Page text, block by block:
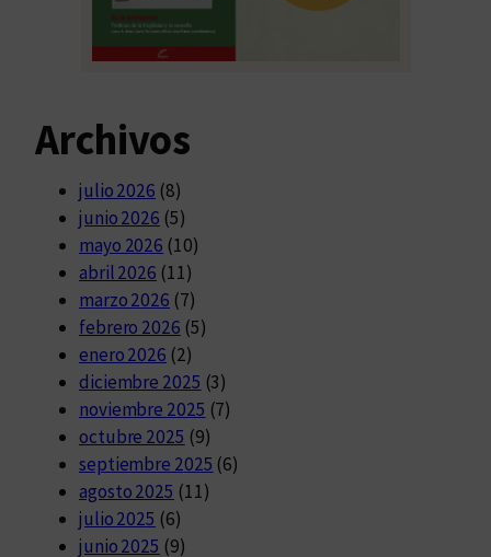
Archivos
julio 2026 (8)
junio 2026 (5)
mayo 2026 (10)
abril 2026 (11)
marzo 2026 (7)
febrero 2026 (5)
enero 2026 (2)
diciembre 2025 (3)
noviembre 2025 (7)
octubre 2025 (9)
septiembre 2025 (6)
agosto 2025 (11)
julio 2025 (6)
junio 2025 (9)